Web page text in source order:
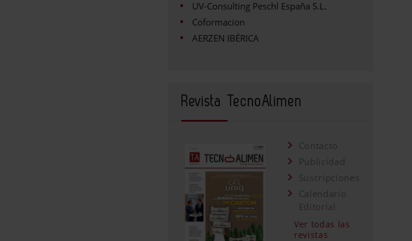
UV-Consulting Peschl España S.L.
Coformacion
AERZEN IBÉRICA
Revista TecnoAlimen
Contacto
Publicidad
Suscripciones
Calendario
Editorial
Ver todas las
revistas